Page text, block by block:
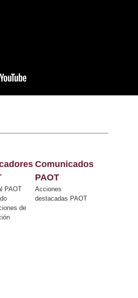
PAOT
de
Comunicados
PAOT
Acciones
destacadas PAOT